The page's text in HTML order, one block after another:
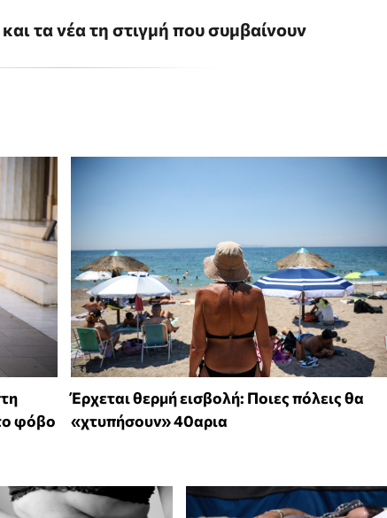
και τα νέα τη στιγμή που συμβαίνουν
φόβο
Έρχεται θερμή εισβολή: Ποιες πόλεις θα
«χτυπήσουν» 40αρια